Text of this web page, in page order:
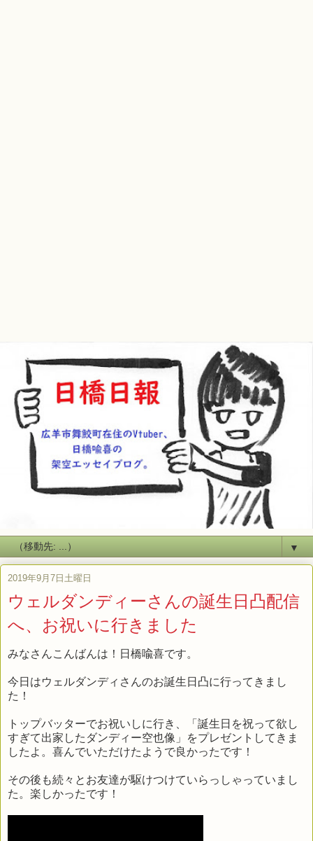
▼
2019年9月7日土曜日
ウェルダンディーさんの誕生日凸配信
へ、お祝いに行きました
みなさんこんばんは！日橋喩喜です。
今日はウェルダンディさんのお誕生日凸に行ってきまし
た！
トップバッターでお祝いしに行き、「誕生日を祝って欲し
すぎて出家したダンディー空也像」をプレゼントしてきま
したよ。喜んでいただけたようで良かったです！
その後も続々とお友達が駆けつけていらっしゃっていまし
た。楽しかったです！